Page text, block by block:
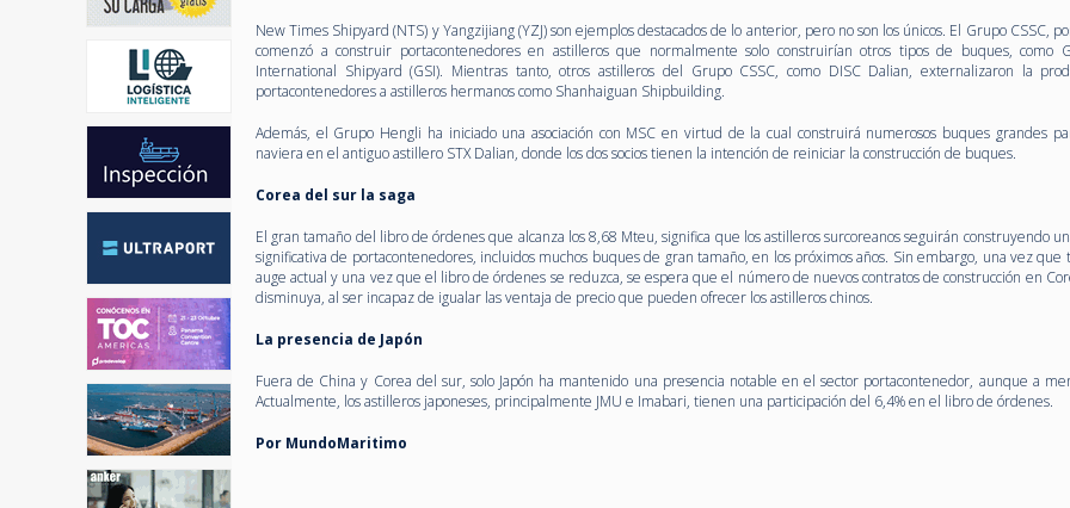
New Times Shipyard (NTS) y Yangzijiang (YZJ) son ejemplos destacados de lo anterior, pero no son los únicos. El Grupo CSSC,
comenzó a construir portacontenedores en astilleros que normalmente solo construirían otros tipos de buques, como
International Shipyard (GSI). Mientras tanto, otros astilleros del Grupo CSSC, como DISC Dalian, externalizaron la
portacontenedores a astilleros hermanos como Shanhaiguan Shipbuilding.
Además, el Grupo Hengli ha iniciado una asociación con MSC en virtud de la cual construirá numerosos buques grandes
naviera en el antiguo astillero STX Dalian, donde los dos socios tienen la intención de reiniciar la construcción de buques.
Corea del sur la saga
El gran tamaño del libro de órdenes que alcanza los 8,68 Mteu, significa que los astilleros surcoreanos seguirán construyendo
significativa de portacontenedores, incluidos muchos buques de gran tamaño, en los próximos años. Sin embargo, una vez
auge actual y una vez que el libro de órdenes se reduzca, se espera que el número de nuevos contratos de construcción en
disminuya, al ser incapaz de igualar las ventaja de precio que pueden ofrecer los astilleros chinos.
La presencia de Japón
Fuera de China y Corea del sur, solo Japón ha mantenido una presencia notable en el sector portacontenedor, aunque a
Actualmente, los astilleros japoneses, principalmente JMU e Imabari, tienen una participación del 6,4% en el libro de órdenes.
Por MundoMaritimo